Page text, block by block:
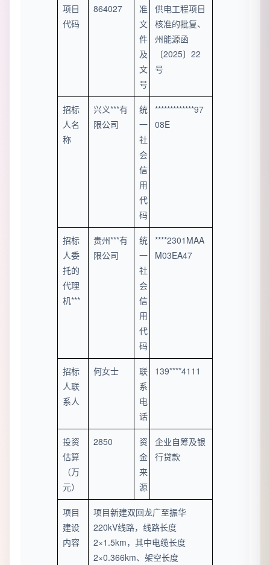
项目
代码
864027
准
文
件
及
文
号
供电工程项目
核准的批复、
州能源函
〔2025〕22
号
招标
人名
称
兴义***有
限公司
统
一
社
会
信
用
代
码
*************97
08E
招标
人委
托的
代理
机***
贵州***有
限公司
统
一
社
会
信
用
代
码
****2301MAA
M03EA47
招标
人联
系人
何女士
联
系
电
话
139****4111
投资
估算
（万
元）
2850
资
金
来
源
企业自筹及银
行贷款
项目
建设
内容
项目新建双回龙广至振华
220kV线路，线路长度
2×1.5km，其中电缆长度
2×0.366km、架空长度